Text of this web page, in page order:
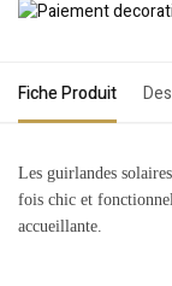
Fiche Produit
Les guirlandes
fois chic et
accueillante.